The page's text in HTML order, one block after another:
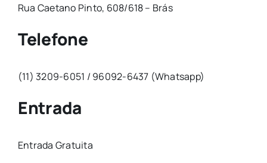
Rua Caetano Pinto, 608/618 – Brás
Telefone
(11) 3209-6051 / 96092-6437 (Whatsapp)
Entrada
Entrada Gratuita